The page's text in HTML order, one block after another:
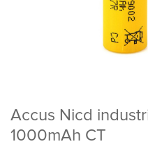
Accus Nicd
1000mAh CT